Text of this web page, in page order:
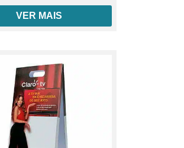
0out of 5
VER MAIS